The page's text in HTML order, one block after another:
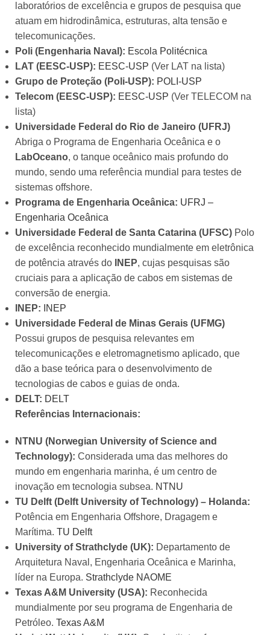
laboratórios de excelência e grupos de pesquisa que
atuam em hidrodinâmica, estruturas, alta tensão e
telecomunicações.
Poli (Engenharia Naval): Escola Politécnica
LAT (EESC-USP): EESC-USP (Ver LAT na lista)
Grupo de Proteção (Poli-USP): POLI-USP
Telecom (EESC-USP): EESC-USP (Ver TELECOM na
lista)
Universidade Federal do Rio de Janeiro (UFRJ)
Abriga o Programa de Engenharia Oceânica e o
LabOceano, o tanque oceânico mais profundo do
mundo, sendo uma referência mundial para testes de
sistemas offshore.
Programa de Engenharia Oceânica: UFRJ –
Engenharia Oceânica
Universidade Federal de Santa Catarina (UFSC) Polo
de excelência reconhecido mundialmente em eletrônica
de potência através do
INEP, cujas pesquisas são
cruciais para a aplicação de cabos em sistemas de
conversão de energia.
INEP:
INEP
Universidade Federal de Minas Gerais (UFMG)
Possui grupos de pesquisa relevantes em
telecomunicações e eletromagnetismo aplicado, que
dão a base teórica para o desenvolvimento de
tecnologias de cabos e guias de onda.
DELT: DELT
Referências Internacionais:
NTNU (Norwegian University of Science and
Technology): Considerada uma das melhores do
mundo em engenharia marinha, é um centro de
inovação em tecnologia subsea. NTNU
TU Delft (Delft University of Technology) – Holanda:
Potência em Engenharia Offshore, Dragagem e
Marítima. TU Delft
University of Strathclyde (UK): Departamento de
Arquitetura Naval, Engenharia Oceânica e Marinha,
líder na Europa. Strathclyde NAOME
Texas A&M University (USA): Reconhecida
mundialmente por seu programa de Engenharia de
Petróleo. Texas A&M